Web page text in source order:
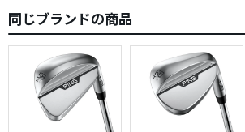
同じブランドの商品